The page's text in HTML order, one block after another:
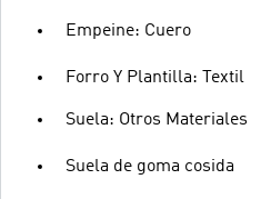
Empeine: Cuero
Forro Y Plantilla: Textil
Suela: Otros Materiales
Suela de goma cosida